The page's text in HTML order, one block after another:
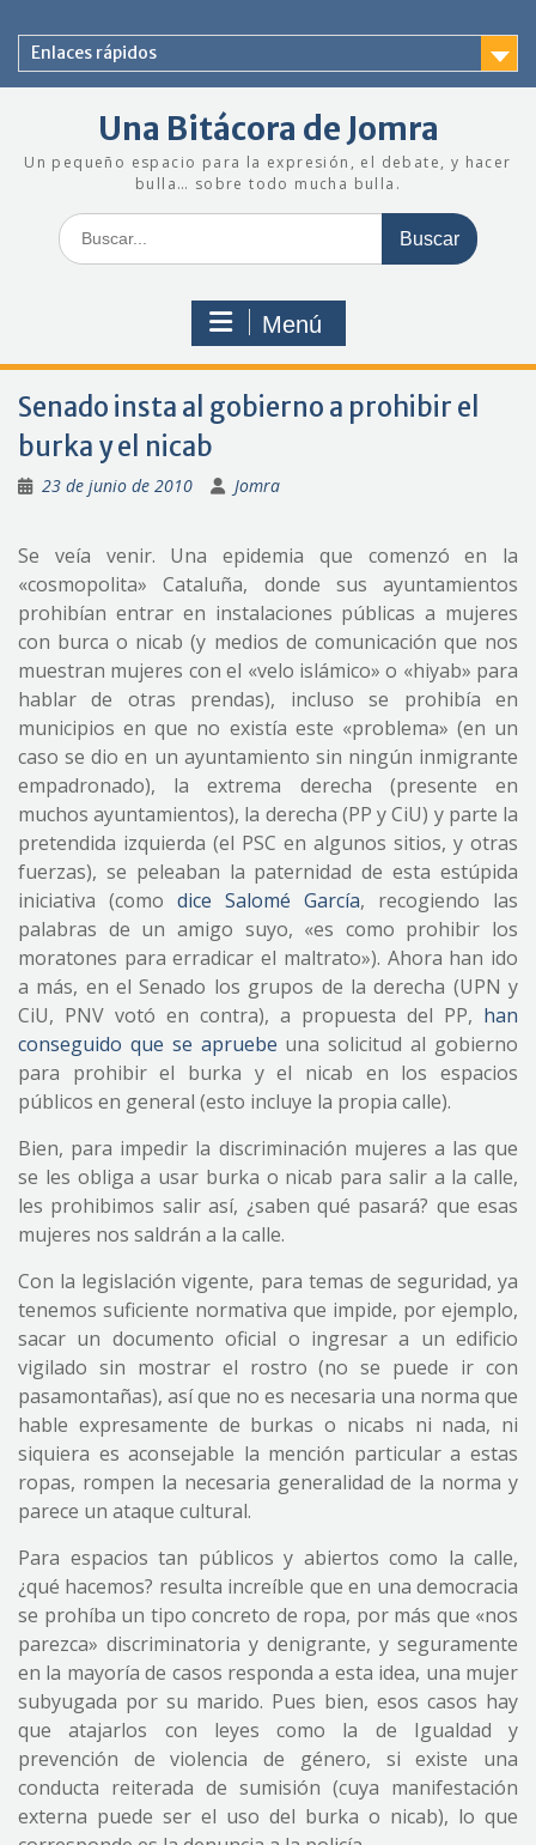
contenido
Enlaces rápidos
Una Bitácora de Jomra
Un pequeño espacio para la expresión, el debate, y hacer
bulla… sobre todo mucha bulla.
Buscar:
Menú
Senado insta al gobierno a prohibir el
burka y el nicab
23 de junio de 2010 Jomra
Se veía venir. Una epidemia que comenzó en la
«cosmopolita» Cataluña, donde sus ayuntamientos
prohibían entrar en instalaciones públicas a mujeres
con burca o nicab (y medios de comunicación que nos
muestran mujeres con el «velo islámico» o «hiyab» para
hablar de otras prendas), incluso se prohibía en
municipios en que no existía este «problema» (en un
caso se dio en un ayuntamiento sin ningún inmigrante
empadronado), la extrema derecha (presente en
muchos ayuntamientos), la derecha (PP y CiU) y parte la
pretendida izquierda (el PSC en algunos sitios, y otras
fuerzas), se peleaban la paternidad de esta estúpida
iniciativa (como dice Salomé García, recogiendo las
palabras de un amigo suyo, «es como prohibir los
moratones para erradicar el maltrato»). Ahora han ido
a más, en el Senado los grupos de la derecha (UPN y
CiU, PNV votó en contra), a propuesta del PP, han
conseguido que se apruebe una solicitud al gobierno
para prohibir el burka y el nicab en los espacios
públicos en general (esto incluye la propia calle).
Bien, para impedir la discriminación mujeres a las que
se les obliga a usar burka o nicab para salir a la calle,
les prohibimos salir así, ¿saben qué pasará? que esas
mujeres nos saldrán a la calle.
Con la legislación vigente, para temas de seguridad, ya
tenemos suficiente normativa que impide, por ejemplo,
sacar un documento oficial o ingresar a un edificio
vigilado sin mostrar el rostro (no se puede ir con
pasamontañas), así que no es necesaria una norma que
hable expresamente de burkas o nicabs ni nada, ni
siquiera es aconsejable la mención particular a estas
ropas, rompen la necesaria generalidad de la norma y
parece un ataque cultural.
Para espacios tan públicos y abiertos como la calle,
¿qué hacemos? resulta increíble que en una democracia
se prohíba un tipo concreto de ropa, por más que «nos
parezca» discriminatoria y denigrante, y seguramente
en la mayoría de casos responda a esta idea, una mujer
subyugada por su marido. Pues bien, esos casos hay
que atajarlos con leyes como la de Igualdad y
prevención de violencia de género, si existe una
conducta reiterada de sumisión (cuya manifestación
externa puede ser el uso del burka o nicab), lo que